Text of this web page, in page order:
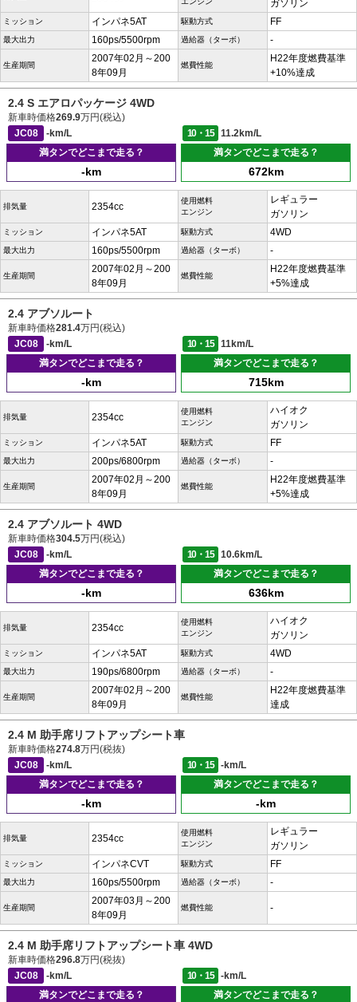
ガソリン
ミッション インパネ5AT 駆動方式 FF
最大出力 160ps/5500rpm 過給器（ターボ） -
生産期間
2007年02月～200
8年09月
燃費性能
H22年度燃費基準
+10%達成
2.4 S エアロパッケージ 4WD
新車時価格269.9万円(税込)
JC08
-km/L 10・15
11.2km/L
満タンでどこまで走る？
-km
満タンでどこまで走る？
672km
排気量 2354cc
使用燃料
エンジン
レギュラー
ガソリン
ミッション インパネ5AT 駆動方式 4WD
最大出力 160ps/5500rpm 過給器（ターボ） -
生産期間
2007年02月～200
8年09月
燃費性能
H22年度燃費基準
+5%達成
2.4 アブソルート
新車時価格281.4万円(税込)
JC08
-km/L 10・15
11km/L
満タンでどこまで走る？
-km
満タンでどこまで走る？
715km
排気量 2354cc
使用燃料
エンジン
ハイオク
ガソリン
ミッション インパネ5AT 駆動方式 FF
最大出力 200ps/6800rpm 過給器（ターボ） -
生産期間
2007年02月～200
8年09月
燃費性能
H22年度燃費基準
+5%達成
2.4 アブソルート 4WD
新車時価格304.5万円(税込)
JC08
-km/L 10・15
10.6km/L
満タンでどこまで走る？
-km
満タンでどこまで走る？
636km
排気量 2354cc
使用燃料
エンジン
ハイオク
ガソリン
ミッション インパネ5AT 駆動方式 4WD
最大出力 190ps/6800rpm 過給器（ターボ） -
生産期間
2007年02月～200
8年09月
燃費性能
H22年度燃費基準
達成
2.4 M 助手席リフトアップシート車
新車時価格274.8万円(税抜)
JC08
-km/L 10・15
-km/L
満タンでどこまで走る？
-km
満タンでどこまで走る？
-km
排気量 2354cc
使用燃料
エンジン
レギュラー
ガソリン
ミッション インパネCVT 駆動方式 FF
最大出力 160ps/5500rpm 過給器（ターボ） -
生産期間
2007年03月～200
8年09月
燃費性能 -
2.4 M 助手席リフトアップシート車 4WD
新車時価格296.8万円(税抜)
JC08
-km/L 10・15
-km/L
満タンでどこまで走る？
満タンでどこまで走る？